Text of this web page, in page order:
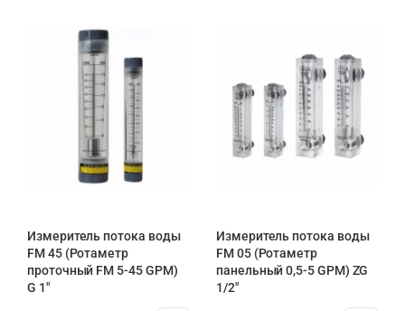
Измеритель потока воды
FM 45 (Ротаметр
проточный FM 5-45 GPM)
G 1″
Измеритель потока воды
FM 05 (Ротаметр
панельный 0,5-5 GPM) ZG
1/2″